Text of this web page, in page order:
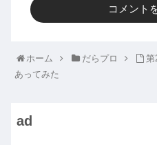
コメント
ホーム だらプロ
第
あってみた
ad